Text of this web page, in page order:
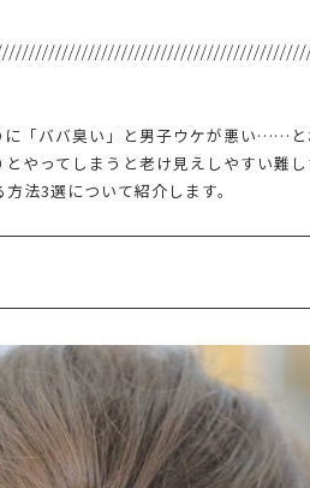
「ババ臭い」と男子ウケが悪い……と
やってしまうと老け見えしやすい難し
法3選について紹介します。